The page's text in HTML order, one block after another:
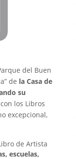
del Buen
de la Casa de
su
los Libros
excepcional,
de Artista
escuelas,